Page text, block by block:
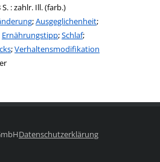
S. : zahlr. Ill. (farb.)
;Ausgeglichenheit;
Ernährungstipp;Schlaf;
;Verhaltensmodifikation
Person
Datenschutzerklärung